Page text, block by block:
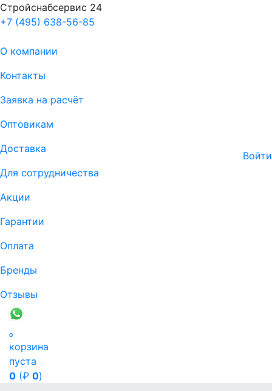
Стройснабсервис 24
+7 (495) 638-56-85
О компании
Контакты
Заявка на расчёт
Оптовикам
Доставка
Для сотрудничества
Акции
Гарантии
Оплата
Бренды
Отзывы
Войти

корзина
пуста
0 (₽ 0)